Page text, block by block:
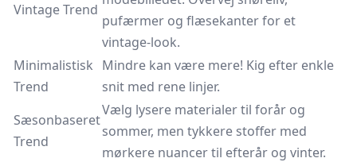
Vintage Trend
pufærmer og flæsekanter for et
vintage-look.
Minimalistisk
Trend
Mindre kan være mere! Kig efter enkle
snit med rene linjer.
Sæsonbaseret
Trend
Vælg lysere materialer til forår og
sommer, men tykkere stoffer med
mørkere nuancer til efterår og vinter.